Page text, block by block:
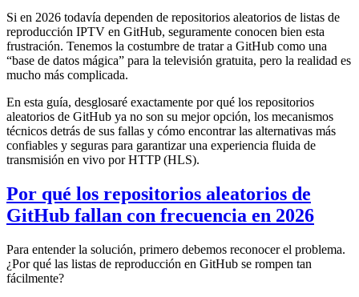
Si en 2026 todavía dependen de repositorios aleatorios de listas de
reproducción IPTV en GitHub, seguramente conocen bien esta
frustración. Tenemos la costumbre de tratar a GitHub como una
“base de datos mágica” para la televisión gratuita, pero la realidad es
mucho más complicada.
En esta guía, desglosaré exactamente por qué los repositorios
aleatorios de GitHub ya no son su mejor opción, los mecanismos
técnicos detrás de sus fallas y cómo encontrar las alternativas más
confiables y seguras para garantizar una experiencia fluida de
transmisión en vivo por HTTP (HLS).
Por qué los repositorios aleatorios de
GitHub fallan con frecuencia en 2026
Para entender la solución, primero debemos reconocer el problema.
¿Por qué las listas de reproducción en GitHub se rompen tan
fácilmente?